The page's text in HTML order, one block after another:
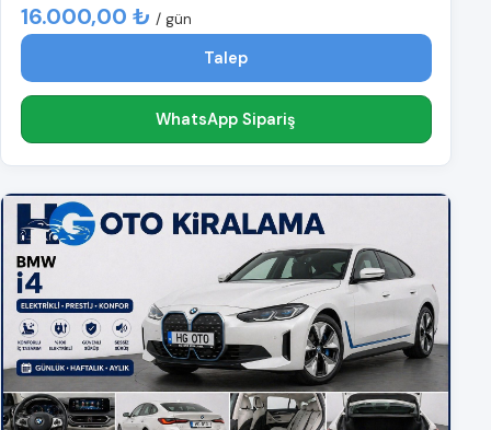
16.000,00 ₺ / gün
Talep
WhatsApp Sipariş